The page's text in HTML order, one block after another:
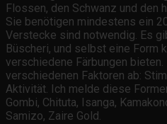
Flossen, den Schwanz und den
Sie benötigen mindestens ein
Verstecke sind notwendig. Es
Büscheri, und selbst eine Form
verschiedene Färbungen bieten.
verschiedenen Faktoren ab:
Aktivität. Ich melde diese
Gombi, Chituta, Isanga,
Samizo, Zaire Gold.